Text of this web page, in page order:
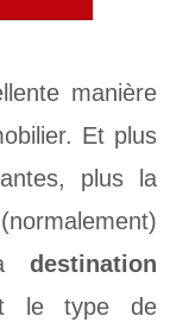
manière
Et plus
plus la
ladestination
le type de